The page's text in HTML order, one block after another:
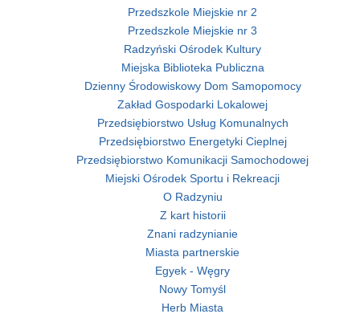
Przedszkole Miejskie nr 2
Przedszkole Miejskie nr 3
Radzyński Ośrodek Kultury
Miejska Biblioteka Publiczna
Dzienny Środowiskowy Dom Samopomocy
Zakład Gospodarki Lokalowej
Przedsiębiorstwo Usług Komunalnych
Przedsiębiorstwo Energetyki Cieplnej
Przedsiębiorstwo Komunikacji Samochodowej
Miejski Ośrodek Sportu i Rekreacji
O Radzyniu
Z kart historii
Znani radzynianie
Miasta partnerskie
Egyek - Węgry
Nowy Tomyśl
Herb Miasta